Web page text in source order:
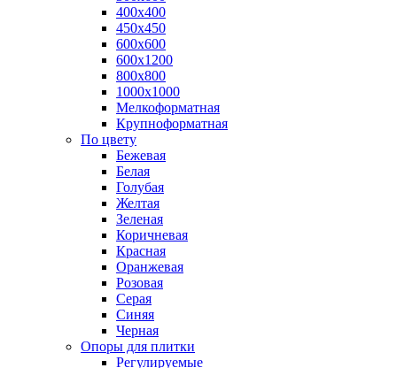
400х400
450х450
600х600
600х1200
800х800
1000х1000
Мелкоформатная
Крупноформатная
По цвету
Бежевая
Белая
Голубая
Желтая
Зеленая
Коричневая
Красная
Оранжевая
Розовая
Серая
Синяя
Черная
Опоры для плитки
Регулируемые